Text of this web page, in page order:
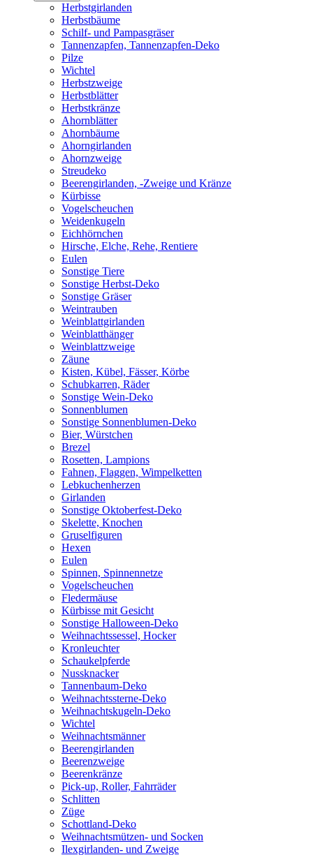
Herbstgirlanden
Herbstbäume
Schilf- und Pampasgräser
Tannenzapfen, Tannenzapfen-Deko
Pilze
Wichtel
Herbstzweige
Herbstblätter
Herbstkränze
Ahornblätter
Ahornbäume
Ahorngirlanden
Ahornzweige
Streudeko
Beerengirlanden, -Zweige und Kränze
Kürbisse
Vogelscheuchen
Weidenkugeln
Eichhörnchen
Hirsche, Elche, Rehe, Rentiere
Eulen
Sonstige Tiere
Sonstige Herbst-Deko
Sonstige Gräser
Weintrauben
Weinblattgirlanden
Weinblatthänger
Weinblattzweige
Zäune
Kisten, Kübel, Fässer, Körbe
Schubkarren, Räder
Sonstige Wein-Deko
Sonnenblumen
Sonstige Sonnenblumen-Deko
Bier, Würstchen
Brezel
Rosetten, Lampions
Fahnen, Flaggen, Wimpelketten
Lebkuchenherzen
Girlanden
Sonstige Oktoberfest-Deko
Skelette, Knochen
Gruselfiguren
Hexen
Eulen
Spinnen, Spinnennetze
Vogelscheuchen
Fledermäuse
Kürbisse mit Gesicht
Sonstige Halloween-Deko
Weihnachtssessel, Hocker
Kronleuchter
Schaukelpferde
Nussknacker
Tannenbaum-Deko
Weihnachtssterne-Deko
Weihnachtskugeln-Deko
Wichtel
Weihnachtsmänner
Beerengirlanden
Beerenzweige
Beerenkränze
Pick-up, Roller, Fahrräder
Schlitten
Züge
Schottland-Deko
Weihnachtsmützen- und Socken
Ilexgirlanden- und Zweige